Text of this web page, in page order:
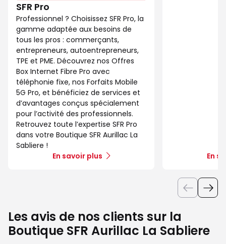
SFR Pro
Professionnel ? Choisissez SFR Pro, la
gamme adaptée aux besoins de
tous les pros : commerçants,
entrepreneurs, autoentrepreneurs,
TPE et PME. Découvrez nos Offres
Box Internet Fibre Pro avec
téléphonie fixe, nos Forfaits Mobile
5G Pro, et bénéficiez de services et
d’avantages conçus spécialement
pour l’activité des professionnels.
Retrouvez toute l’expertise SFR Pro
dans votre Boutique SFR Aurillac La
Sabliere !
En savoir plus
En
Les avis de nos clients sur la
Boutique SFR Aurillac La Sabliere